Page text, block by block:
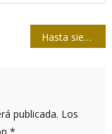
Hasta siempre, Alí
publicada. Los